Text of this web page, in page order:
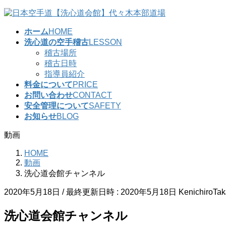
コ
ナ
ホームHOME
洗心道の空手稽古LESSON
稽古場所
稽古日時
指導員紹介
料金についてPRICE
お問い合わせCONTACT
安全管理についてSAFETY
お知らせBLOG
動画
HOME
動画
洗心道会館チャンネル
2020年5月18日 / 最終更新日時 : 2020年5月18日
洗心道会館チャンネル